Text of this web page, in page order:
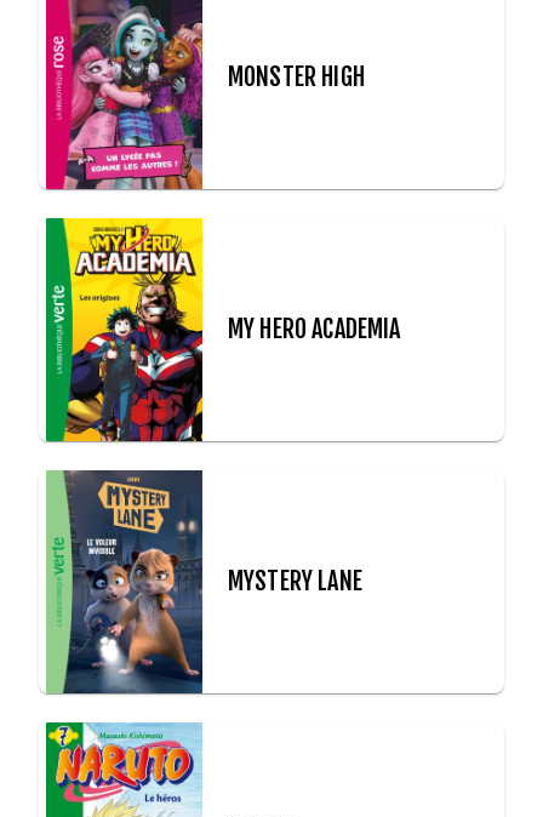
MONSTER HIGH
MY HERO ACADEMIA
MYSTERY LANE